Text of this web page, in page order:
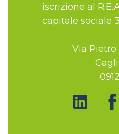
iscrizione al
capitale sociale
Via Pietro